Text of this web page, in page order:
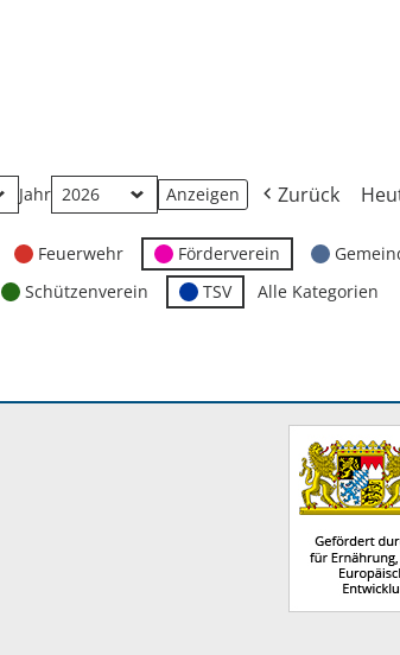
Jahr Zurück
Feuerwehr Förderverein
Schützenverein TSV
Alle Kategorien